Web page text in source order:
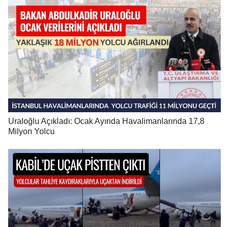
Uraloğlu Açıkladı: Ocak Ayında Havalimanlarında 17,8
Milyon Yolcu